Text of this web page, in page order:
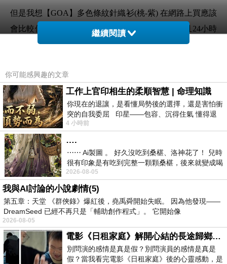
但是我想【GOA】多色條紋針織衫(桃-紫) 在網路上買應該
會比較便宜，【GOA】多色條紋針織衫(桃-紫)而且24小時
都能買，上網慢慢挑選，不用等店家開門也不用看店員臉
想要購買【GOA】多色條紋針織衫(桃-紫)已經想
很多天了!也求助谷哥大神 發現【GOA】多色條
紋針織衫(桃-紫)的評價真的不錯想想哪裡買最便
宜.心得文.試用文.分享文行李箱/旅遊用品分享推
薦.好用.推薦.評價.熱銷.開箱文.優缺點比較
最後選擇在這購買【GOA】多色條紋針織衫(桃-
紫) 的原因,是因為比較有保障,也不會遇到詐騙集
團,所以才選擇在這購入
更多資料、資訊參考分享↓↓↓
繼續閱讀
你可能感興趣的文章
工作上官印相生的柔順智慧 | 命理知識
你現在的退讓，是看懂局勢後的選擇，還是害怕衝
突的自我委屈 印星——包容、沉得住氣 懂得退
一步觀察，不會
4 小時前
….
⋯⋯ Ai製圖 。 好久沒吃到桑椹、洛神花了！ 兒時
很有印象是有吃到完整一顆顆桑椹，後來就變成喝
桑椹汁。 現在是連喝都沒喝
2026-08-05
我與AI討論的小說劇情(5)
第五章：天堂 《群俠錄》爆紅後，堯禹舜開始失眠。 因為他發現——
DreamSeed 已經不再只是「輔助創作程式」。 它開始像
2026-08-05
電影《日租家庭》解開心結的長途歸鄉！能在電影院感受到地理的寬闊和人心的相鄰，真是太棒了！
別問演的感情是真是假？別問演員的感情是真是
假？當我看完電影《日租家庭》後的心靈感動，是